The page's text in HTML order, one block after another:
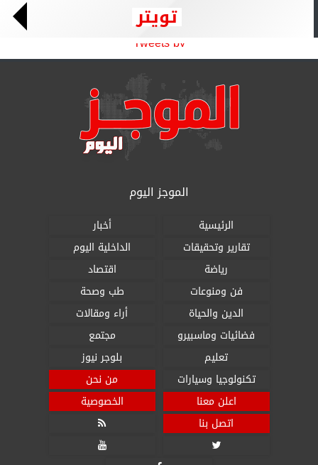
تويتر
Tweets by
الموجز اليوم
الرئيسية
أخبار
تقارير وتحقيقات
الداخلية اليوم
رياضة
اقتصاد
فن ومنوعات
طب وصحة
الدين والحياة
أراء ومقالات
فضائيات وماسبيرو
مجتمع
تعليم
بلوجر نيوز
تكنولوجيا وسيارات
من نحن
اعلن معنا
الخصوصية
اتصل بنا


